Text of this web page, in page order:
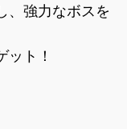
、強力なボスを
ット！